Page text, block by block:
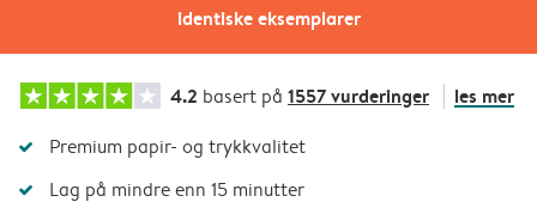
identiske eksemplarer
4.2 basert på 1557 vurderinger les mer
Premium papir- og trykkvalitet
Lag på mindre enn 15 minutter